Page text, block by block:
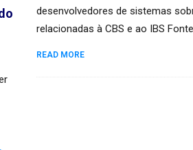
desenvolvedores de sistemas
relacionadas à CBS e ao IBS
READ MORE